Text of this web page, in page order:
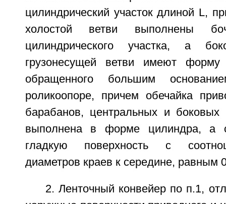
цилиндрический участок длиной L,
холостой ветви выполнены
цилиндрического участка, а
грузонесущей ветви имеют форму
обращенного большим
роликоопоре, причем обечайка
барабанов, центральных и боковых
выполнена в форме цилиндра, а
гладкую поверхность с
диаметров краев к середине, равным
2. Ленточный конвейер по п.1,